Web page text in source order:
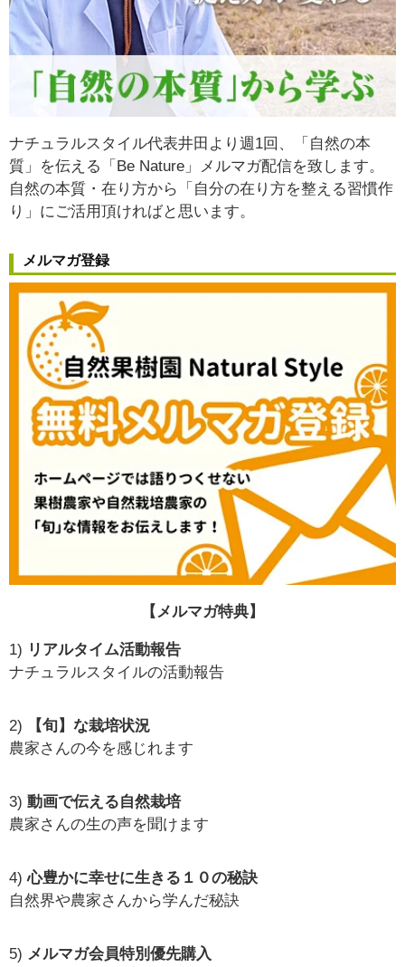
ナチュラルスタイル代表井田より週1回、「自然の本
質」を伝える「Be Nature」メルマガ配信を致します。
自然の本質・在り方から
「自分の在り方を整える習慣作
り」 にご活用頂ければと思います。
メルマガ登録
【メルマガ特典】
1) リアルタイム活動報告
ナチュラルスタイルの活動報告
2)
【旬】な栽培状況
農家さんの今を感じれます
3) 動画で伝える自然栽培
農家さんの生の声を聞けます
4)心豊かに幸せに生きる１０の秘訣
自然界や農家さんから学んだ秘訣
5) メルマガ会員特別優先購入